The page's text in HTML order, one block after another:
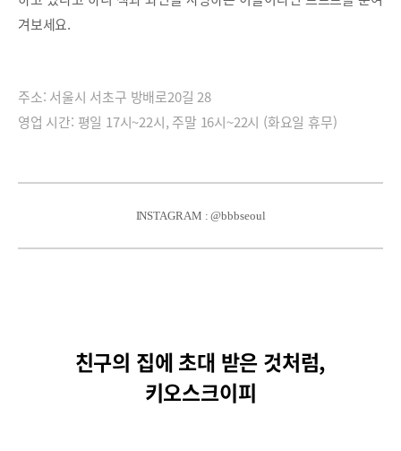
겨보세요.
주소: 서울시 서초구 방배로20길 28
영업 시간: 평일 17시~22시, 주말 16시~22시 (화요일 휴무)
INSTAGRAM : @bbbseoul
친구의 집에 초대 받은 것처럼,
키오스크이피